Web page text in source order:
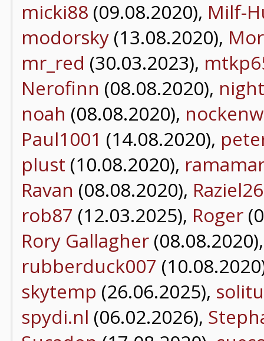
micki88 (09.08.2020), Milf-
modorsky (13.08.2020),
mr_red (30.03.2023),
Nerofinn (08.08.2020), night
noah (08.08.2020),
Paul1001 (14.08.2020),
plust (10.08.2020),
Ravan (08.08.2020), Raziel26
rob87 (12.03.2025), Roger
Rory Gallagher
rubberduck007
skytemp (26.06.2025),
spydi.nl (06.02.2026),